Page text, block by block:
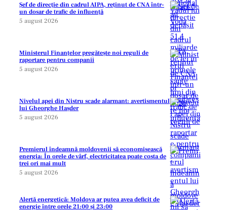
Șef de direcție din cadrul AIPA, reținut de CNA într-
un dosar de trafic de influență
5 august 2026
Ministerul Finanțelor pregătește noi reguli de
raportare pentru companii
5 august 2026
Nivelul apei din Nistru scade alarmant: avertismentul
lui Gheorghe Hașder
5 august 2026
Premierul îndeamnă moldovenii să economisească
energia: În orele de vârf, electricitatea poate costa de
trei ori mai mult
5 august 2026
Alertă energetică: Moldova ar putea avea deficit de
energie între orele 21:00 și 23:00